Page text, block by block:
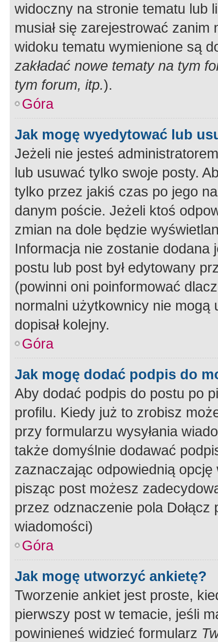
widoczny na stronie tematu lub
musiał się zarejestrować
widoku tematu wymienione są
zakładać nowe tematy na tym
tym forum, itp.).
Góra
Jak mogę wyedytować lub
Jeżeli nie jesteś
lub usuwać tylko swoje posty.
tylko przez jakiś czas po jego
danym poście. Jeżeli ktoś
zmian na dole będzie
Informacja nie zostanie dodana
postu lub post był edytowany
(powinni oni poinformować
normalni użytkownicy nie
dopisał kolejny.
Góra
Jak mogę dodać podpis do
Aby dodać podpis do postu po
profilu. Kiedy już to zrobisz
przy formularzu wysyłania
także domyślnie dodawać
zaznaczając odpowiednią
pisząc post możesz
przez odznaczenie pola
wiadomości)
Góra
Jak mogę utworzyć ankietę?
Tworzenie ankiet jest proste,
pierwszy post w temacie, jeśli
powinieneś widzieć formularz